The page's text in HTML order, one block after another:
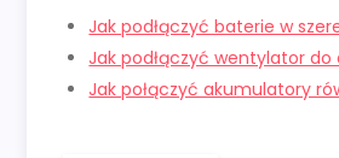
Jak podłączyć baterie w
Jak podłączyć wentylator
Jak połączyć akumulatory